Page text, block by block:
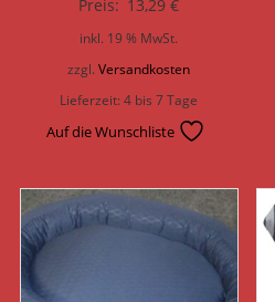
Preis: 13,29€
inkl. 19 % MwSt.
zzgl.Versandkosten
Lieferzeit:4 bis 7 Tage
Auf die Wunschliste